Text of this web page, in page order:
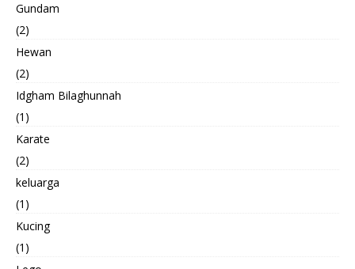
Gundam
(2)
Hewan
(2)
Idgham Bilaghunnah
(1)
Karate
(2)
keluarga
(1)
Kucing
(1)